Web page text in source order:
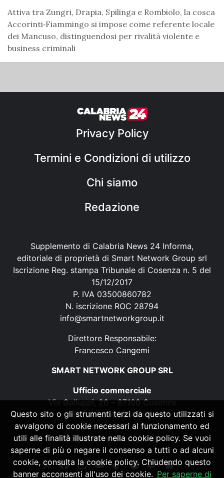
Attiva tra Zungri, Drapia, Spilinga e Rombiolo, la cosca
Accorinti‑Fiammingo si impose come referente locale
dei Mancuso, distinguendosi per rivalità violente e
business criminali
Privacy Policy
Termini e Condizioni di utilizzo
Chi siamo
Redazione
Supplemento di Calabria News 24 Informa,
editoriale di proprietà di Smart Network Group srl
Iscrizione Reg. stampa Tribunale di Cosenza n. 5 del
15/12/2017
P. IVA 03500860782
N. iscrizione ROC 28794
info@smartnetworkgroup.it
Direttore Responsabile:
Francesco Cangemi
SMART NETWORK GROUP SRL
Ufficio commerciale
Via Galluppi, 26 – 87100 Cosenza
P. IVA 03500860782
N. iscrizione ROC 28794
info@smartnetworkgroup.it
Questo sito o gli strumenti terzi da questo utilizzati si
avvalgono di cookie necessari al funzionamento ed
utili alle finalità illustrate nella cookie policy. Se vuoi
saperne di più o negare il consenso a tutti o ad alcuni
cookie, consulta la cookie policy. Chiudendo questo
banner acconsenti all'uso dei cookie. Per saperne di